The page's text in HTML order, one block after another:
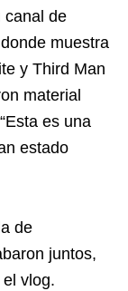
canal de
donde muestra
y Third Man
material
es una
estado
de
juntos,
vlog.